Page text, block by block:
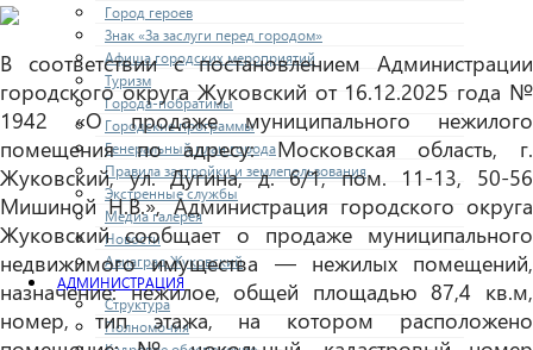
Город героев
Знак «За заслуги перед городом»
Афиша городских мероприятий
Туризм
Города-побратимы
Городские программы
Генеральный план города
Правила застройки и землепользования
Экстренные службы
Медиа галерея
Новости
Авиаград Жуковский
АДМИНИСТРАЦИЯ
Структура
Полномочия
В соответствии с постановлением Администрации
городского округа Жуковский от 16.12.2025 года №
1942 «О продаже муниципального нежилого
помещения по адресу: Московская область, г.
Жуковский, ул. Дугина, д. 6/1, пом. 11-13, 50-56
Мишиной Н.В.», Администрация городского округа
Жуковский сообщает о продаже муниципального
недвижимого имущества — нежилых помещений,
назначение: нежилое, общей площадью 87,4 кв.м,
номер, тип этажа, на котором расположено